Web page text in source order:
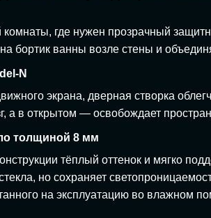
где нужен прозрачный
бортик ванны возле стены и
N
экрана, дверная створка
а в открытом — освобождает
толщиной 8 мм
тёплый оттенок и мягко
но сохраняет
на эксплуатацию во влажном